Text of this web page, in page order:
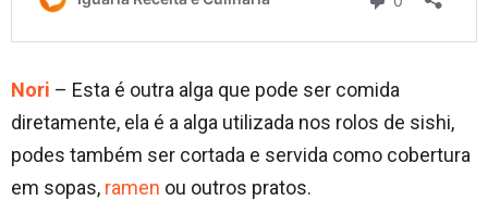
Nori – Esta é outra alga que pode ser comida
diretamente, ela é a alga utilizada nos rolos de sishi,
podes também ser cortada e servida como cobertura
em sopas, ramen ou outros pratos.